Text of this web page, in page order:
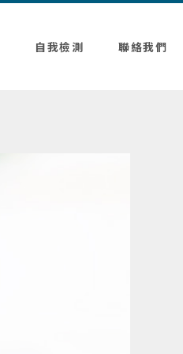
自我檢測 聯絡我們